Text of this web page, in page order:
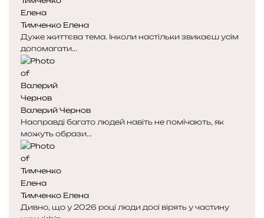
Тимченко Елена
Дуже життєва тема. Інколи настільки звикаєш усім
допомагати...
Валерий Чернов
Насправді багато людей навіть не помічають, як
можуть образи...
Тимченко Елена
Дивно, що у 2026 році люди досі вірять у частину